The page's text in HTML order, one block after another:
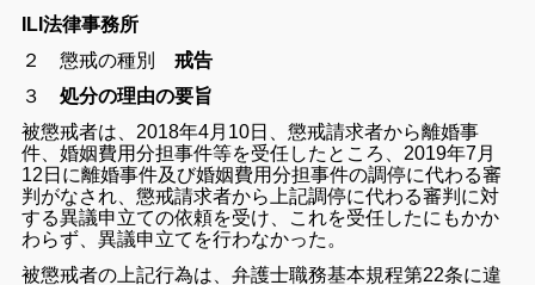
ILI法律事務所
２ 懲戒の種別戒告
３処分の理由の要旨
被懲戒者は、2018年4月10日、懲戒請求者から離婚事
件、婚姻費用分担事件等を受任したところ、2019年7月
12日に離婚事件及び婚姻費用分担事件の調停に代わる審
判がなされ、懲戒請求者から上記調停に代わる審判に対
する異議申立ての依頼を受け、これを受任したにもかか
わらず、異議申立てを行わなかった。
被懲戒者の上記行為は、弁護士職務基本規程第22条に違